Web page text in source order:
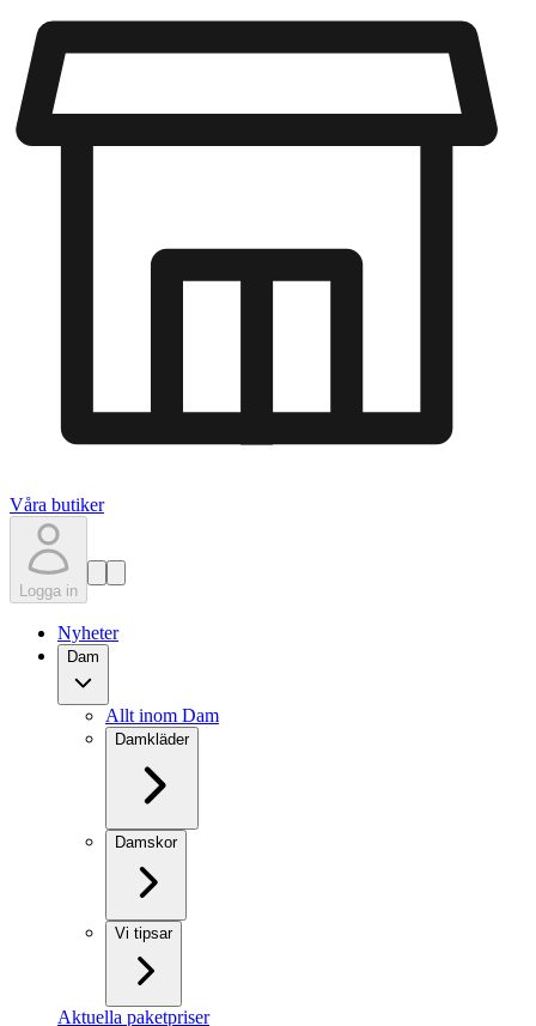
Våra butiker
Logga in
Nyheter
Dam
Allt inom Dam
Damkläder
Damskor
Vi tipsar
Aktuella paketpriser